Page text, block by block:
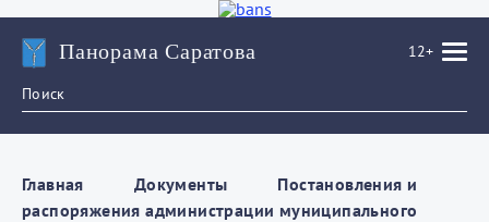
Панорама Саратова 12+
Главная Документы
Постановления и
распоряжения администрации муниципального